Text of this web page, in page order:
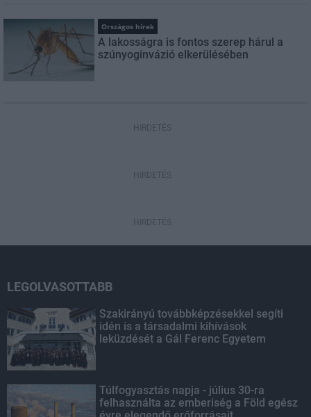
Országos hírek
A lakosságra is fontos szerep hárul a
szúnyoginvázió elkerülésében
HIRDETÉS
HIRDETÉS
HIRDETÉS
LEGOLVASOTTABB
Szakirányú továbbképzésekkel segíti
idén is a társadalmi kihívások
leküzdését a Gál Ferenc Egyetem
Túlfogyasztás napja - július 30-ra
felhasználta az emberiség a Föld egész